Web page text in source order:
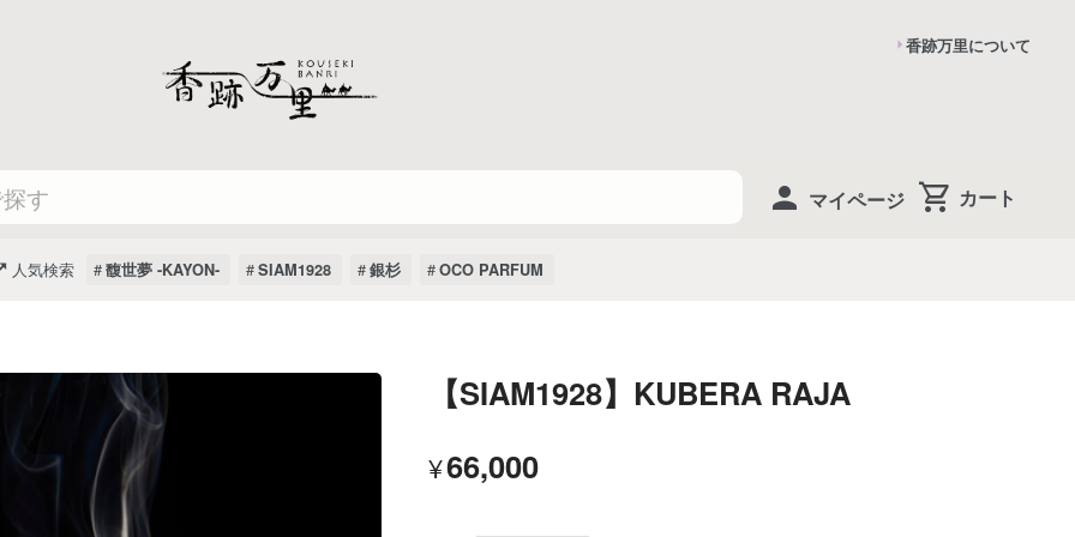
香跡万里について
マイページ
人気検索 馥世夢 -KAYON- SIAM1928 銀杉 OCO PARFUM
【SIAM1928】KUBERA RAJA
¥66,000